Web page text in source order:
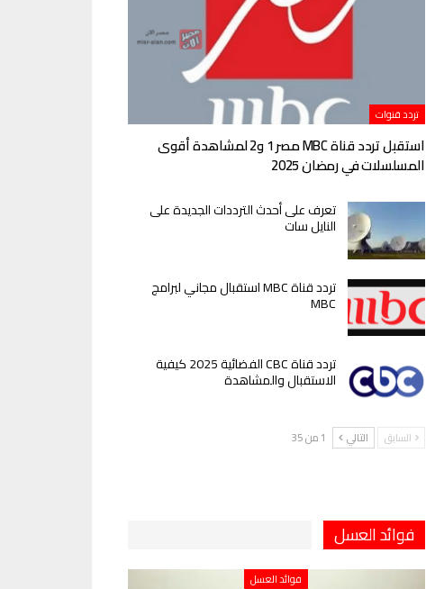
تردد قنوات
استقبل تردد قناة MBC مصر 1 و2 لمشاهدة أقوى
المسلسلات في رمضان 2025
تعرف على أحدث الترددات الجديدة على
النايل سات
تردد قناة MBC استقبال مجاني لبرامج
MBC
تردد قناة CBC الفضائية 2025 كيفية
الاستقبال والمشاهدة
السابق التالي 1 من 35
فوائد العسل
فوائد العسل